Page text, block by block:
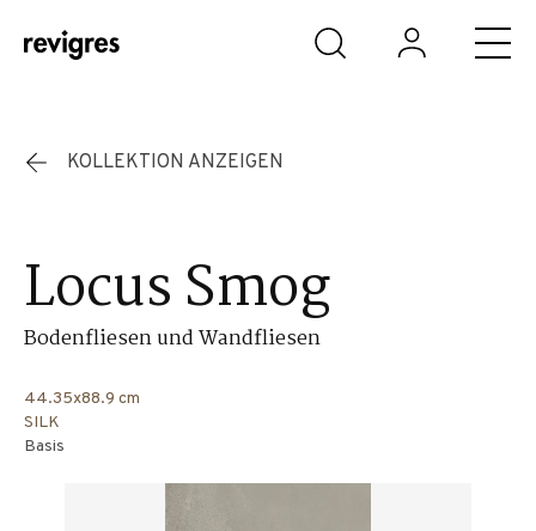
Zum Hauptinhalt springen
KOLLEKTION ANZEIGEN
Locus Smog
Bodenfliesen und Wandfliesen
44.35x88.9 cm
SILK
Basis